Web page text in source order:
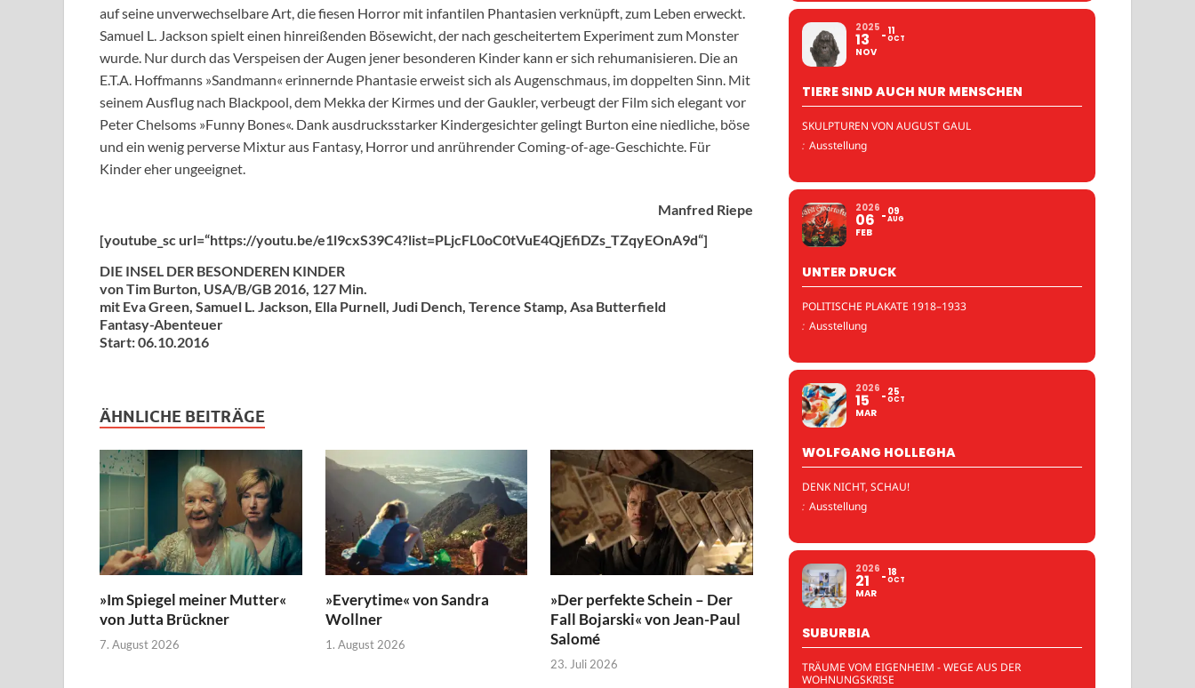
auf seine unverwechselbare Art, die fiesen Horror mit infantilen Phantasien verknüpft, zum Leben erweckt.
Samuel L. Jackson spielt einen hinreißenden Bösewicht, der nach gescheitertem Experiment zum Monster
wurde. Nur durch das Verspeisen der Augen jener besonderen Kinder kann er sich rehumanisieren. Die an
E.T.A. Hoffmanns »Sandmann« erinnernde Phantasie erweist sich als Augenschmaus, im doppelten Sinn. Mit
seinem Ausflug nach Blackpool, dem Mekka der Kirmes und der Gaukler, verbeugt der Film sich elegant vor
Peter Chelsoms »Funny Bones«. Dank ausdrucksstarker Kindergesichter gelingt Burton eine niedliche, böse
und ein wenig perverse Mixtur aus Fantasy, Horror und anrührender Coming-of-age-Geschichte. Für
Kinder eher ungeeignet.
Manfred Riepe
[youtube_sc url=“https://youtu.be/e1l9cxS39C4?list=PLjcFL0oC0tVuE4QjEfiDZs_TZqyEOnA9d“]
DIE INSEL DER BESONDEREN KINDER
von Tim Burton, USA/B/GB 2016, 127 Min.
mit Eva Green, Samuel L. Jackson, Ella Purnell, Judi Dench, Terence Stamp, Asa Butterfield
Fantasy-Abenteuer
Start: 06.10.2016
ÄHNLICHE BEITRÄGE
»Im Spiegel meiner Mutter«
von Jutta Brückner
7. August 2026
»Everytime« von Sandra
Wollner
1. August 2026
»Der perfekte Schein – Der
Fall Bojarski« von Jean-Paul
Salomé
23. Juli 2026
2025
13
NOV
11
OCT
TIERE SIND AUCH NUR MENSCHEN
SKULPTUREN VON AUGUST GAUL
: Ausstellung
2026
06
FEB
09
AUG
UNTER DRUCK
POLITISCHE PLAKATE 1918–1933
: Ausstellung
2026
15
MAR
25
OCT
WOLFGANG HOLLEGHA
DENK NICHT, SCHAU!
: Ausstellung
2026
21
MAR
18
OCT
SUBURBIA
TRÄUME VOM EIGENHEIM - WEGE AUS DER
WOHNUNGSKRISE